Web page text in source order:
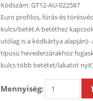
Kódszám:GT12-AU-022587
Euro profilos, fúrás-és
kulcs/betét.A betéthez
utólag is a kódkártya
típusú hevederzárakhoz
kulcs több betétet/lakatot
Mennyiség: